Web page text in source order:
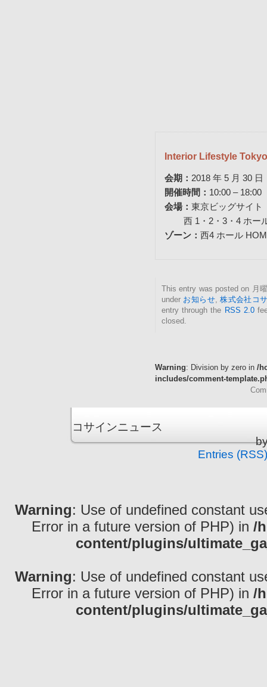
Interior Lifestyle
会期： 2018 年 5 月 30
開催時間： 10:00 ‒ 18:00
会場： 東京ビッグサイト
西 1・2・3・4 ホー
ゾーン： 西4 ホール
This entry was posted on 月
under お知らせ,株式会社コ
entry through the RSS 2.0
closed.
Warning: Division by zero in /
includes/comment-
コサインニュー
Entries (RSS)
Warning: Use of undefined constant
Error in a future version of PHP) in /
content/plugins/
Warning: Use of undefined constant
Error in a future version of PHP) in /
content/plugins/